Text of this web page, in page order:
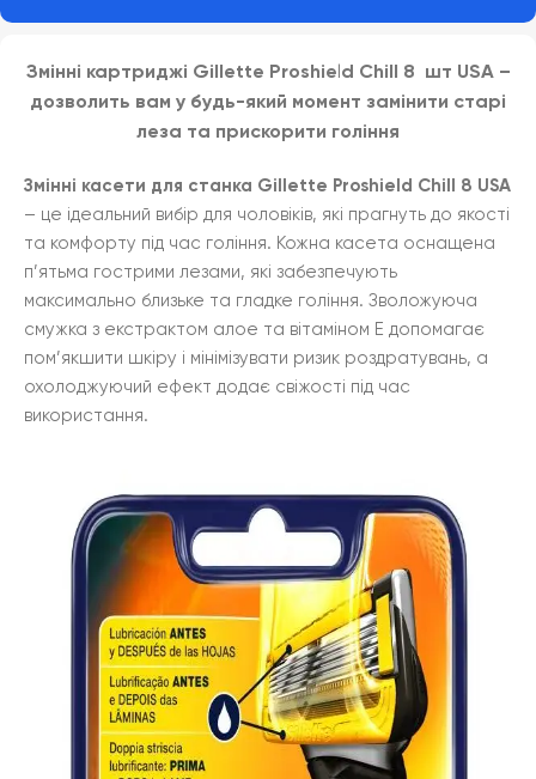
Змінні картриджі Gillette Proshie d Chill 8 шт USA–
дозволить вам у будь-який момент замінити старі
леза та прискорити гоління
Змінні касети для станка Gillette Proshield Chill 8 USA
– це ідеальний вибір для чоловіків, які прагнуть до якості
та комфорту під час гоління. Кожна касета оснащена
п’ятьма гострими лезами, які забезпечують
максимально близьке та гладке гоління. Зволожуюча
смужка з екстрактом алое та вітаміном E допомагає
пом’якшити шкіру і мінімізувати ризик роздратувань, а
охолоджуючий ефект додає свіжості під час
використання.